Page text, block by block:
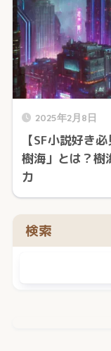
2025年2月8日
【SF小説好き
樹海」とは？樹
力
検索